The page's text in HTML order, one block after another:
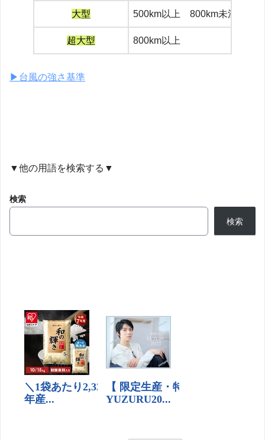
大型 500km以上 800km未満
超大型 800km以上
▶︎台風の強さ基準
▼他の用語を検索する▼
検索
検索